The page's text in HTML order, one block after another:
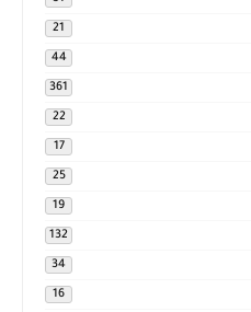
21
44
361
22
17
25
19
132
34
16